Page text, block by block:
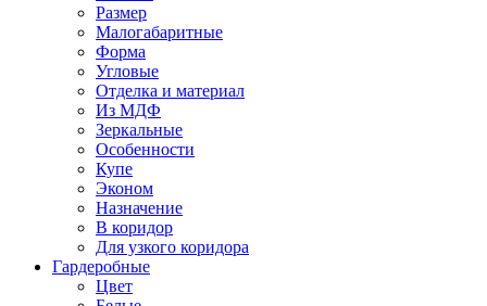
Размер
Малогабаритные
Форма
Угловые
Отделка и материал
Из МДФ
Зеркальные
Особенности
Купе
Эконом
Назначение
В коридор
Для узкого коридора
Гардеробные
Цвет